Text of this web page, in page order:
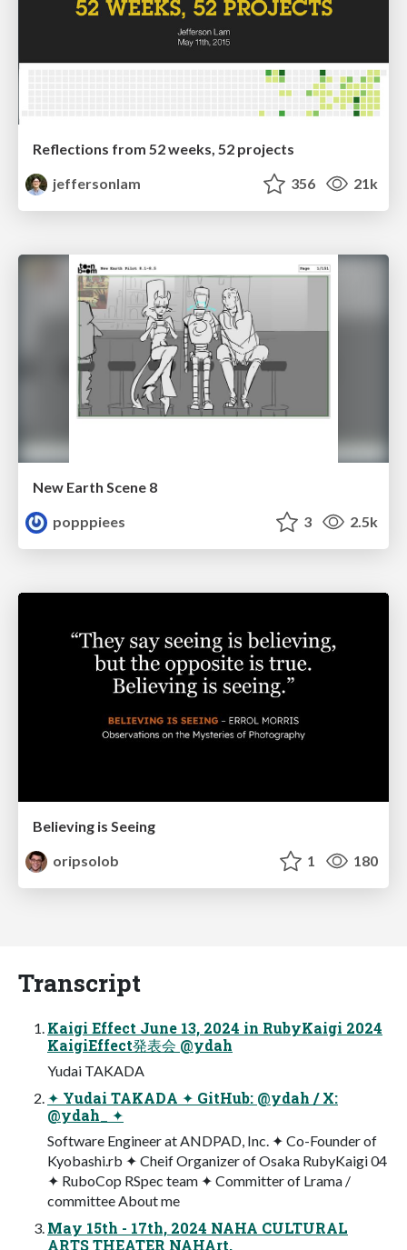
Reflections from 52 weeks, 52 projects
jeffersonlam
356 21k
New Earth Scene 8
popppiees
3 2.5k
Believing is Seeing
oripsolob
1 180
Transcript
Kaigi Effect June 13, 2024 in RubyKaigi 2024
KaigiEffect発表会 @ydah
Yudai TAKADA
✦ Yudai TAKADA ✦ GitHub: @ydah / X:
@ydah_ ✦
Software Engineer at ANDPAD, Inc. ✦ Co-Founder of
Kyobashi.rb ✦ Cheif Organizer of Osaka RubyKaigi 04
✦ RuboCop RSpec team ✦ Committer of Lrama /
committee About me
May 15th - 17th, 2024 NAHA CULTURAL
ARTS THEATER NAHArt,